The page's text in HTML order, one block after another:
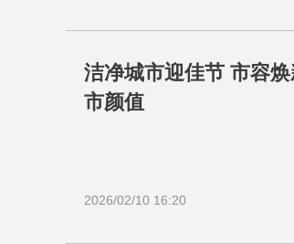
洁净城市迎佳节 市容
市颜值
2026/02/10 16:20